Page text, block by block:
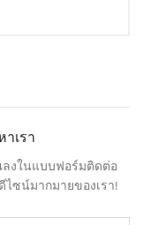
เรา
งในแบบฟอร์มติดต่อ
ไซน์มากมายของเรา!